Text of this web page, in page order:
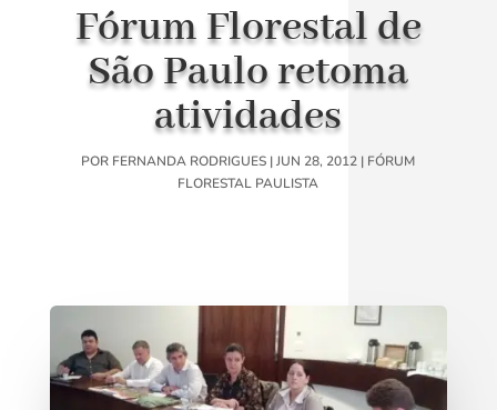
Fórum Florestal de
São Paulo retoma
atividades
POR FERNANDA RODRIGUES |JUN 28, 2012 | FÓRUM
FLORESTAL PAULISTA